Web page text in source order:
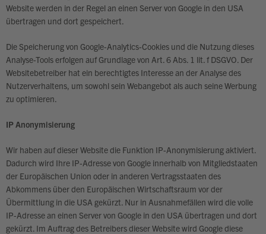
Website werden in der Regel an einen Server von Google in den USA
übertragen und dort gespeichert.
Die Speicherung von Google-Analytics-Cookies und die Nutzung dieses
Analyse-Tools erfolgen auf Grundlage von Art. 6 Abs. 1 lit. f DSGVO. Der
Websitebetreiber hat ein berechtigtes Interesse an der Analyse des
Nutzerverhaltens, um sowohl sein Webangebot als auch seine Werbung
zu optimieren.
IP Anonymisierung
Wir haben auf dieser Website die Funktion IP-Anonymisierung aktiviert.
Dadurch wird Ihre IP-Adresse von Google innerhalb von Mitgliedstaaten
der Europäischen Union oder in anderen Vertragsstaaten des
Abkommens über den Europäischen Wirtschaftsraum vor der
Übermittlung in die USA gekürzt. Nur in Ausnahmefällen wird die volle
IP-Adresse an einen Server von Google in den USA übertragen und dort
gekürzt. Im Auftrag des Betreibers dieser Website wird Google diese